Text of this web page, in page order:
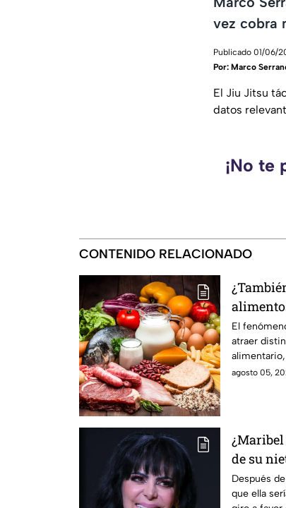
vez cobra
Publicado 01/06/
Por: Marco
El Jiu Jitsu
datos
¡No te
CONTENIDO RELACIONADO
precio
2026
El
atraer
básica
agosto 05,
de su
Después
que ella